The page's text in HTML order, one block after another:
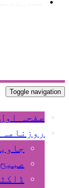
Toggle navigation
صفحہ اول